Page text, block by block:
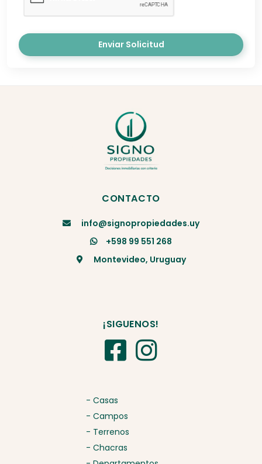
Enviar Solicitud
CONTACTO
info@signopropiedades.uy
+598 99 551 268
Montevideo, Uruguay
¡SIGUENOS!
- Casas
- Campos
- Terrenos
- Chacras